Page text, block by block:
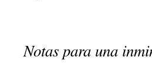
Notas para una